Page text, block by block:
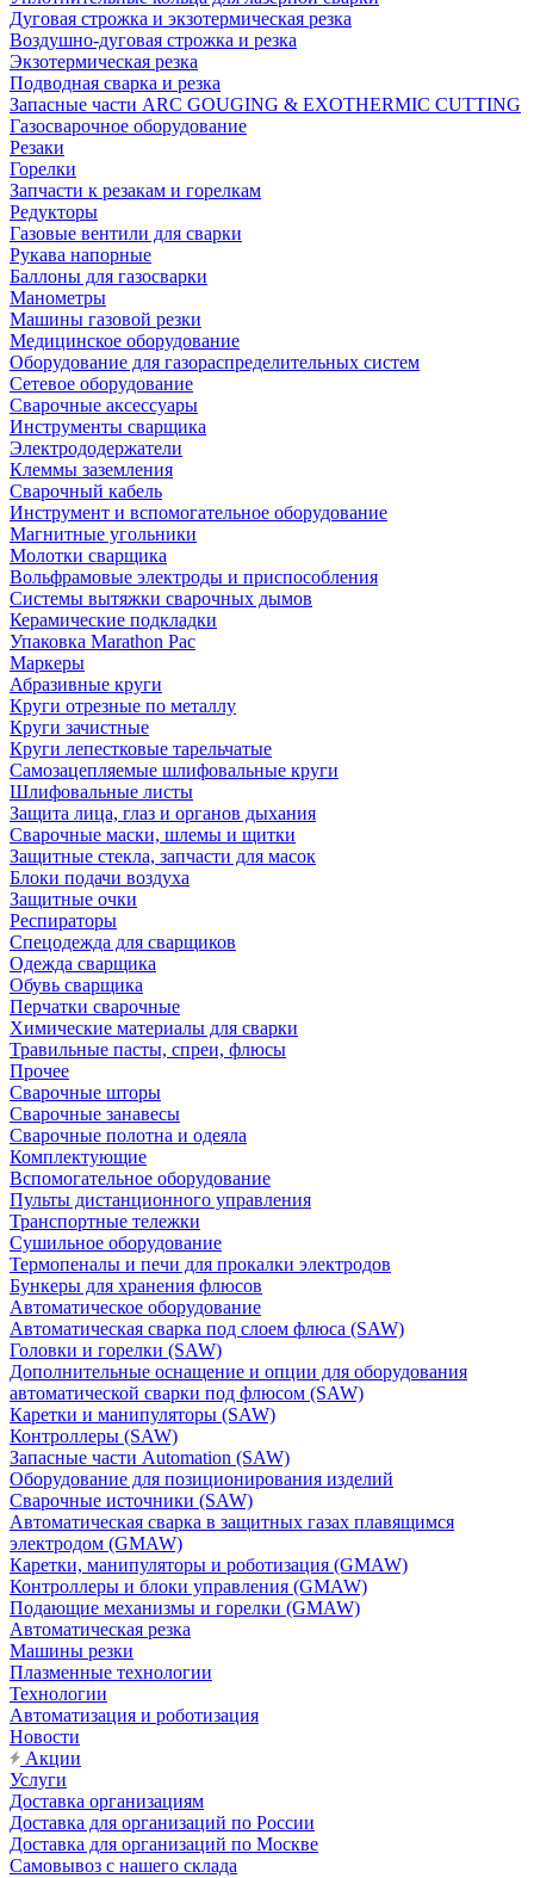
Дуговая строжка и экзотермическая резка
Воздушно-дуговая строжка и резка
Экзотермическая резка
Подводная сварка и резка
Запасные части ARC GOUGING & EXOTHERMIC CUTTING
Газосварочное оборудование
Резаки
Горелки
Запчасти к резакам и горелкам
Редукторы
Газовые вентили для сварки
Рукава напорные
Баллоны для газосварки
Манометры
Машины газовой резки
Медицинское оборудование
Оборудование для газораспределительных систем
Сетевое оборудование
Сварочные аксессуары
Инструменты сварщика
Электрододержатели
Клеммы заземления
Сварочный кабель
Инструмент и вспомогательное оборудование
Магнитные угольники
Молотки сварщика
Вольфрамовые электроды и приспособления
Системы вытяжки сварочных дымов
Керамические подкладки
Упаковка Marathon Pac
Маркеры
Абразивные круги
Круги отрезные по металлу
Круги зачистные
Круги лепестковые тарельчатые
Самозацепляемые шлифовальные круги
Шлифовальные листы
Защита лица, глаз и органов дыхания
Сварочные маски, шлемы и щитки
Защитные стекла, запчасти для масок
Блоки подачи воздуха
Защитные очки
Респираторы
Спецодежда для сварщиков
Одежда сварщика
Обувь сварщика
Перчатки сварочные
Химические материалы для сварки
Травильные пасты, спреи, флюсы
Прочее
Сварочные шторы
Сварочные занавесы
Сварочные полотна и одеяла
Комплектующие
Вспомогательное оборудование
Пульты дистанционного управления
Транспортные тележки
Сушильное оборудование
Термопеналы и печи для прокалки электродов
Бункеры для хранения флюсов
Автоматическое оборудование
Автоматическая сварка под слоем флюса (SAW)
Головки и горелки (SAW)
Дополнительные оснащение и опции для оборудования
автоматической сварки под флюсом (SAW)
Каретки и манипуляторы (SAW)
Контроллеры (SAW)
Запасные части Automation (SAW)
Оборудование для позиционирования изделий
Сварочные источники (SAW)
Автоматическая сварка в защитных газах плавящимся
электродом (GMAW)
Каретки, манипуляторы и роботизация (GMAW)
Контроллеры и блоки управления (GMAW)
Подающие механизмы и горелки (GMAW)
Автоматическая резка
Машины резки
Плазменные технологии
Технологии
Автоматизация и роботизация
Новости
Акции
Услуги
Доставка организациям
Доставка для организаций по России
Доставка для организаций по Москве
Самовывоз с нашего склада